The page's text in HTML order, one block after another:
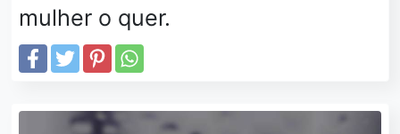
mulher o quer.